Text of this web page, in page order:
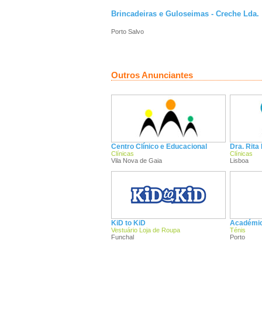
Brincadeiras e Guloseimas - Creche Lda.
Porto Salvo
Outros Anunciantes
Centro Clínico e Educacional
Clínicas
Vila Nova de Gaia
Dra. Rita
Clínicas
Lisboa
KiD to KiD
Vestuário Loja de Roupa
Funchal
Ténis
Porto